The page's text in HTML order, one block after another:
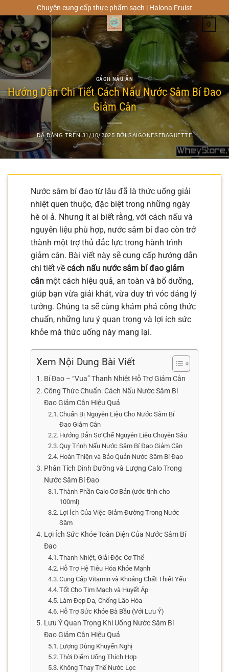
đến
nội
dung
Chuyên cung cấp thực phẩm sạch | Halona Fruist
0
CÁCH NẤU ĂN
Hướng Dẫn Chi Tiết Cách Nấu Nước Sâm Bí Đao
Giảm Cân
ĐÃ ĐĂNG TRÊN 31/10/2025 BỞISAIGONESEBAGUETTE
Nước sâm bí đao từ lâu đã là thức uống giải
nhiệt quen thuộc, đặc biệt trong những ngày
hè oi ả. Nhưng ít ai biết rằng, với cách nấu và
nguyên liệu phù hợp, nước sâm bí đao còn trở
thành một trợ thủ đắc lực trong hành trình
giảm cân. Bài viết này sẽ cung cấp hướng dẫn
chi tiết về cách nấu nước sâm bí đao giảm
cân một cách hiệu quả, an toàn và bổ dưỡng,
giúp bạn vừa giải khát, vừa duy trì vóc dáng lý
tưởng. Chúng ta sẽ cùng khám phá công thức
chuẩn, những lưu ý quan trọng và lợi ích sức
khỏe mà thức uống này mang lại.
Xem Nội Dung Bài Viết
Bí Đao – “Vua” Thanh Nhiệt Hỗ Trợ Giảm Cân
Công Thức Chuẩn: Cách Nấu Nước Sâm Bí
Đao Giảm Cân Hiệu Quả
Chuẩn Bị Nguyên Liệu Cho Nước Sâm Bí
Đao Giảm Cân
Hướng Dẫn Sơ Chế Nguyên Liệu Chuyên Sâu
Quy Trình Nấu Nước Sâm Bí Đao Giảm Cân
Hoàn Thiện và Bảo Quản Nước Sâm Bí Đao
Phân Tích Dinh Dưỡng và Lượng Calo Trong
Nước Sâm Bí Đao
Thành Phần Calo Cơ Bản (ước tính cho
100ml)
Lợi Ích Của Việc Giảm Đường Trong Nước
Sâm
Lợi Ích Sức Khỏe Toàn Diện Của Nước Sâm Bí
Đao
Thanh Nhiệt, Giải Độc Cơ Thể
Hỗ Trợ Hệ Tiêu Hóa Khỏe Mạnh
Cung Cấp Vitamin và Khoáng Chất Thiết Yếu
Tốt Cho Tim Mạch và Huyết Áp
Làm Đẹp Da, Chống Lão Hóa
Hỗ Trợ Sức Khỏe Bà Bầu (Với Lưu Ý)
Lưu Ý Quan Trọng Khi Uống Nước Sâm Bí
Đao Giảm Cân Hiệu Quả
Lượng Dùng Khuyến Nghị
Thời Điểm Uống Thích Hợp
Không Thay Thế Nước Lọc